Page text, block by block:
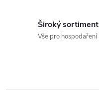
Široký sortiment
Vše pro